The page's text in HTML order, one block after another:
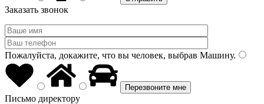
Заказать звонок
Пожалуйста, докажите, что вы человек, выбрав Машину.
Письмо директору